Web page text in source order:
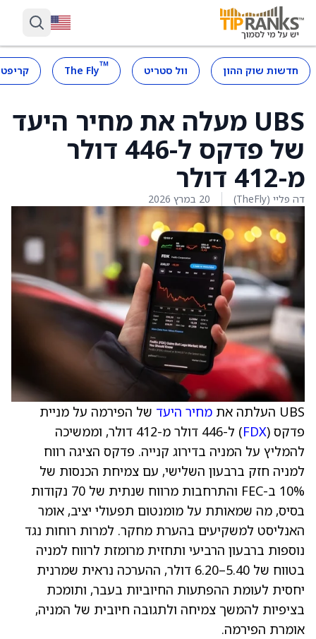
חדשות שוק ההון וול סטריט ™
The Fly
UBS מעלה את מחיר היעד
של פדקס ל-446 דולר
מ-412 דולר
דה פליי (TheFly) 20 במרץ 2026
UBS העלתה את מחיר היעד של הפירמה על מניית
פדקס (FDX
) ל-446 דולר מ-412 דולר, וממשיכה
להמליץ על המניה בדירוג קנייה. פדקס הציגה רווח
למניה חזק ברבעון השלישי, עם צמיחת הכנסות של
10% ב-FEC והתרחבות מרווח שנתית של 70 נקודות
בסיס, מה שמאותת על מומנטום תפעולי יציב, אומר
האנליסט למשקיעים בהערת מחקר. למרות רוחות נגד
נוספות ברבעון הרביעי ותחזית מרומזת לרווח למניה
בטווח של 5.40–6.20 דולר, ההערכה נראית שמרנית
יחסית לעומת ההפתעות החיוביות בעבר, ותומכת
בציפיות להמשך צמיחה ולתגובה חיובית של המניה,
אומרת הפירמה.